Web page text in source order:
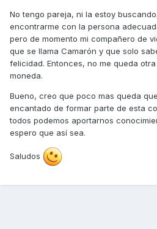
No tengo pareja, ni la estoy
encontrarme con la persona
pero de momento mi compañero de
que se llama Camarón y que solo
felicidad. Entonces, no me queda
moneda.
Bueno, creo que poco mas queda
encantado de formar parte de esta
todos podemos aportarnos
espero que así sea.
Saludos